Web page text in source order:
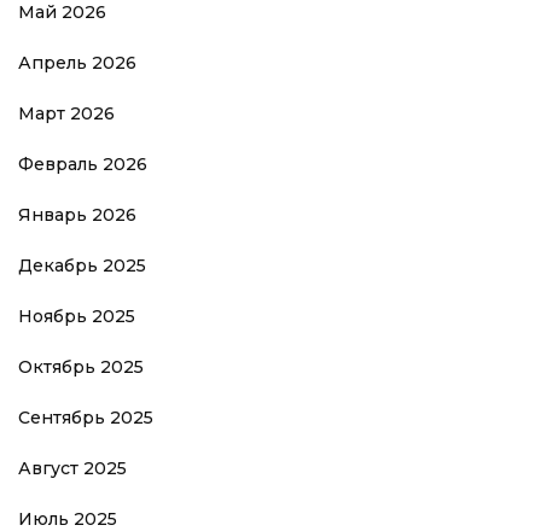
Май 2026
Апрель 2026
Март 2026
Февраль 2026
Январь 2026
Декабрь 2025
Ноябрь 2025
Октябрь 2025
Сентябрь 2025
Август 2025
Июль 2025